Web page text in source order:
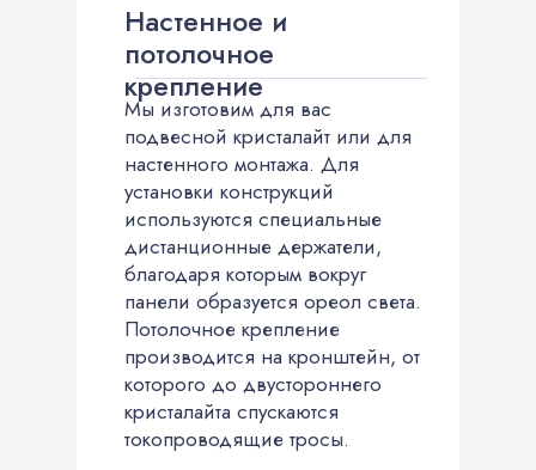
Настенное и
потолочное
крепление
Мы изготовим для вас
подвесной кристалайт или для
настенного монтажа. Для
установки конструкций
используются специальные
дистанционные держатели,
благодаря которым вокруг
панели образуется ореол света.
Потолочное крепление
производится на кронштейн, от
которого до двустороннего
кристалайта спускаются
токопроводящие тросы.